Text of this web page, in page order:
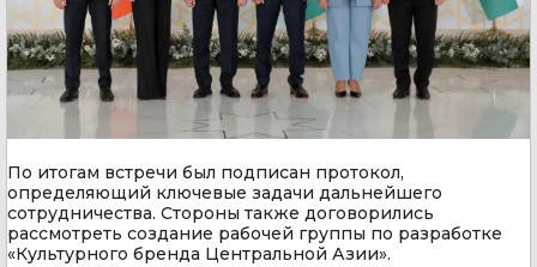
По итогам встречи был подписан протокол,
определяющий ключевые задачи дальнейшего
сотрудничества. Стороны также договорились
рассмотреть создание рабочей группы по разработке
«Культурного бренда Центральной Азии».